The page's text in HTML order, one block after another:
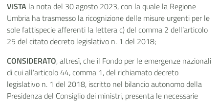
VISTA la nota del 30 agosto 2023, con la quale la Regione
Umbria ha trasmesso la ricognizione delle misure urgenti per le
sole fattispecie afferenti la lettera c) del comma 2 dell’articolo
25 del citato decreto legislativo n. 1 del 2018;
CONSIDERATO, altresì, che il Fondo per le emergenze nazionali
di cui all’articolo 44, comma 1, del richiamato decreto
legislativo n. 1 del 2018, iscritto nel bilancio autonomo della
Presidenza del Consiglio dei ministri, presenta le necessarie